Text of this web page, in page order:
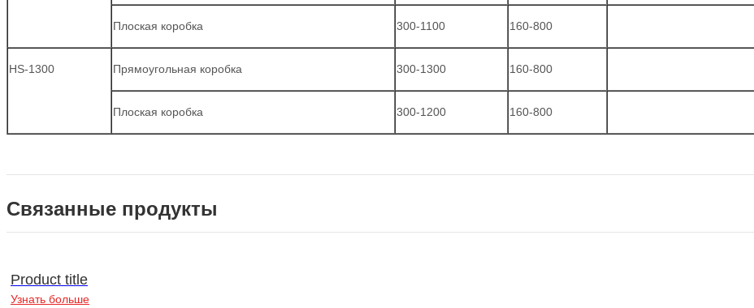
Плоская коробка 300-1100 160-800
HS-1300 Прямоугольная коробка 300-1300 160-800
Плоская коробка 300-1200 160-800
Связанные продукты
Product title
Узнать больше